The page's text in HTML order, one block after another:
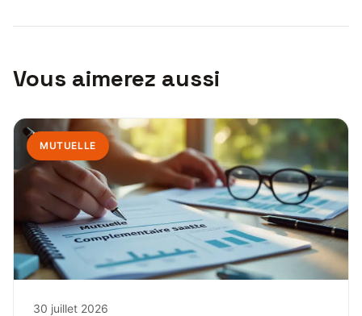
Vous aimerez aussi
MUTUELLE
30 juillet 2026